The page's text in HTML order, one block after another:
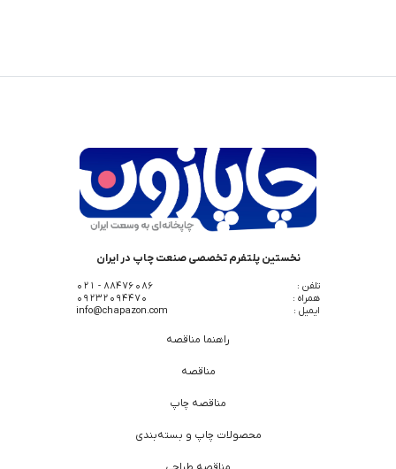
نخستین پلتفرم تخصصی صنعت چاپ در ایران
تلفن :
88476086 - 021
همراه :
09232094470
ایمیل :
info@chapazon.com
راهنما مناقصه
مناقصه
مناقصه چاپ
محصولات چاپ و بسته‌بندی